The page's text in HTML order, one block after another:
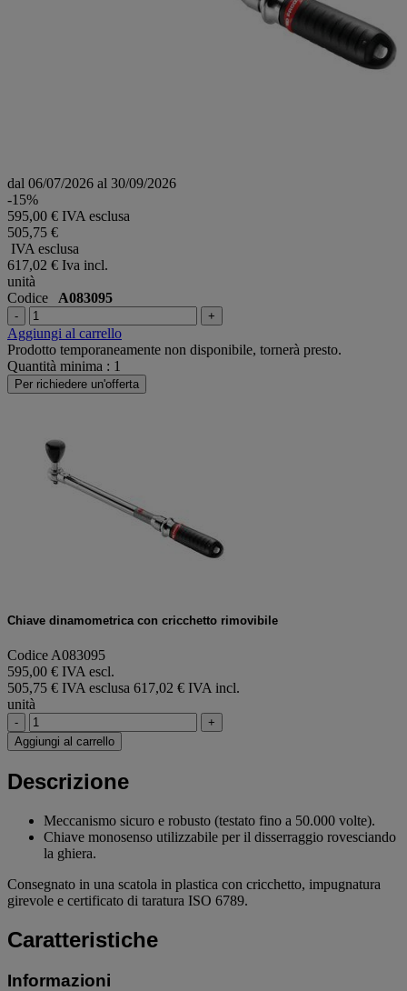
dal 06/07/2026 al 30/09/2026
-15%
595,00 € IVA esclusa
505,75 €
IVA esclusa
617,02 € Iva incl.
unità
Codice A083095
- +
Aggiungi al carrello
Prodotto temporaneamente non disponibile, tornerà presto.
Quantità minima : 1
Per richiedere un'offerta
Chiave dinamometrica con cricchetto rimovibile
Codice A083095
595,00 € IVA escl.
505,75 € IVA esclusa 617,02 € IVA incl.
unità
-
+
Aggiungi al carrello
Descrizione
Meccanismo sicuro e robusto (testato fino a 50.000 volte).
Chiave monosenso utilizzabile per il disserraggio rovesciando
la ghiera.
Consegnato in una scatola in plastica con cricchetto, impugnatura
girevole e certificato di taratura ISO 6789.
Caratteristiche
Informazioni